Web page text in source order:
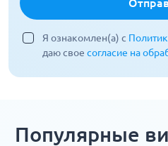
Я ознакомлен(а) с
даю свое согласие на
Популярные